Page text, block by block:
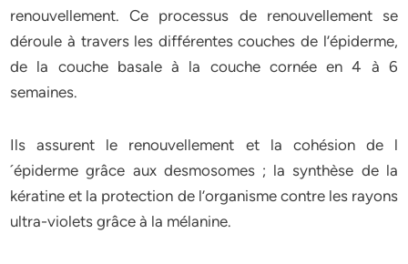
renouvellement. Ce processus de renouvellement se
déroule à travers les différentes couches de l’épiderme,
de la couche basale à la couche cornée en 4 à 6
semaines.
Ils assurent le renouvellement et la cohésion de l
´épiderme grâce aux desmosomes ; la synthèse de la
kératine et la protection de l’organisme contre les rayons
ultra-violets grâce à la mélanine.